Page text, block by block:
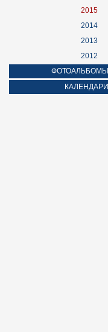
2015
2014
2013
2012
ФОТОАЛЬБОМЫ
КАЛЕНДАРИ